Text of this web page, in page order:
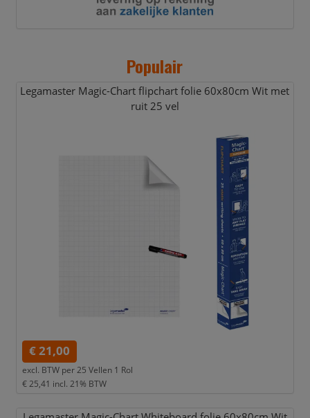
Populair
Legamaster Magic-Chart flipchart folie 60x80cm Wit met
ruit 25 vel
€ 21,00
excl. BTW per 25 Vellen 1 Rol
€ 25,41 incl. 21% BTW